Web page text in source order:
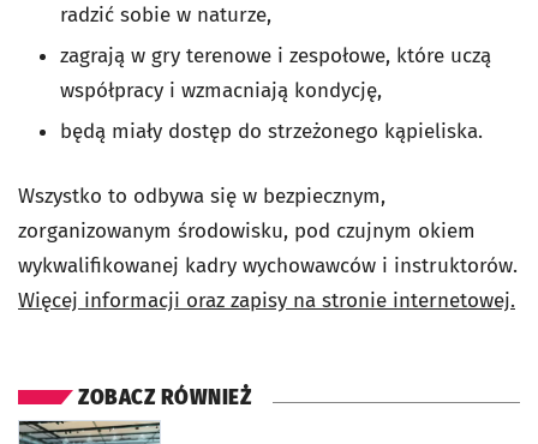
radzić sobie w naturze,
zagrają w gry terenowe i zespołowe, które uczą
współpracy i wzmacniają kondycję,
będą miały dostęp do strzeżonego kąpieliska.
Wszystko to odbywa się w bezpiecznym,
zorganizowanym środowisku, pod czujnym okiem
wykwalifikowanej kadry wychowawców i instruktorów.
Więcej informacji oraz zapisy na stronie internetowej.
ZOBACZ RÓWNIEŻ
otworzy się w nowej karcie